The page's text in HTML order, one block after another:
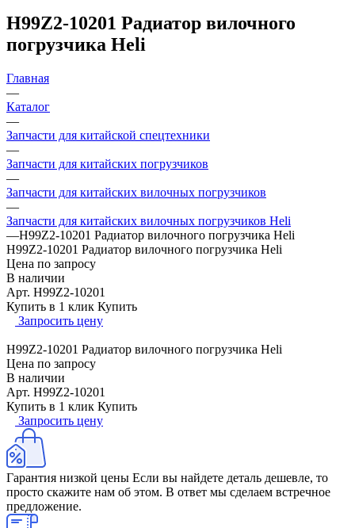
H99Z2-10201 Радиатор вилочного
погрузчика Heli
Главная
—
Каталог
—
Запчасти для китайской спецтехники
—
Запчасти для китайских погрузчиков
—
Запчасти для китайских вилочных погрузчиков
—
Запчасти для китайских вилочных погрузчиков Heli
—H99Z2-10201 Радиатор вилочного погрузчика Heli
H99Z2-10201 Радиатор вилочного погрузчика Heli
Цена по запросу
В наличии
Арт. H99Z2-10201
Купить в 1 клик Купить
Запросить цену
H99Z2-10201 Радиатор вилочного погрузчика Heli
Цена по запросу
В наличии
Арт. H99Z2-10201
Купить в 1 клик Купить
Запросить цену
Гарантия низкой цены Если вы найдете деталь дешевле, то
просто скажите нам об этом. В ответ мы сделаем встречное
предложение.